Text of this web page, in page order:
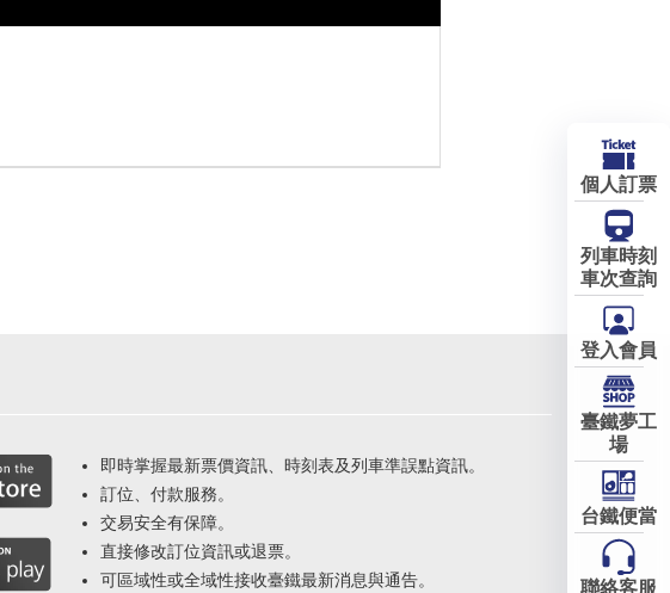
即時掌握最新票價資訊、時刻表及列車準誤點資訊。
訂位、付款服務。
交易安全有保障。
直接修改訂位資訊或退票。
可區域性或全域性接收臺鐵最新消息與通告。
個人訂票
列車時刻
車次查詢
登入會員
臺鐵夢工
場
台鐵便當
聯絡客服